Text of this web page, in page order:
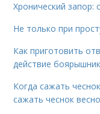
Хронический
Не только при
Как приготовить
действие
Когда сажать
сажать чеснок